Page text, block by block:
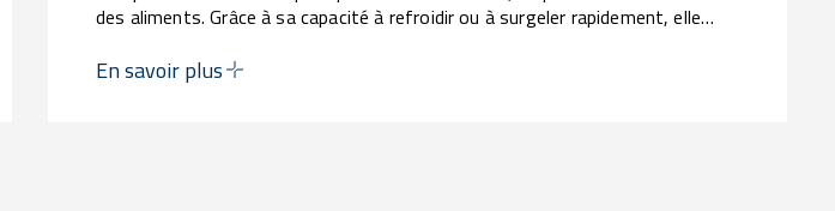
des aliments. Grâce à sa capacité à refroidir ou à surgeler rapidement, elle
processus de travail et de réduire les déchets, garantissant ainsi des plats
parfaits pour chaque occasion.
En savoir plus